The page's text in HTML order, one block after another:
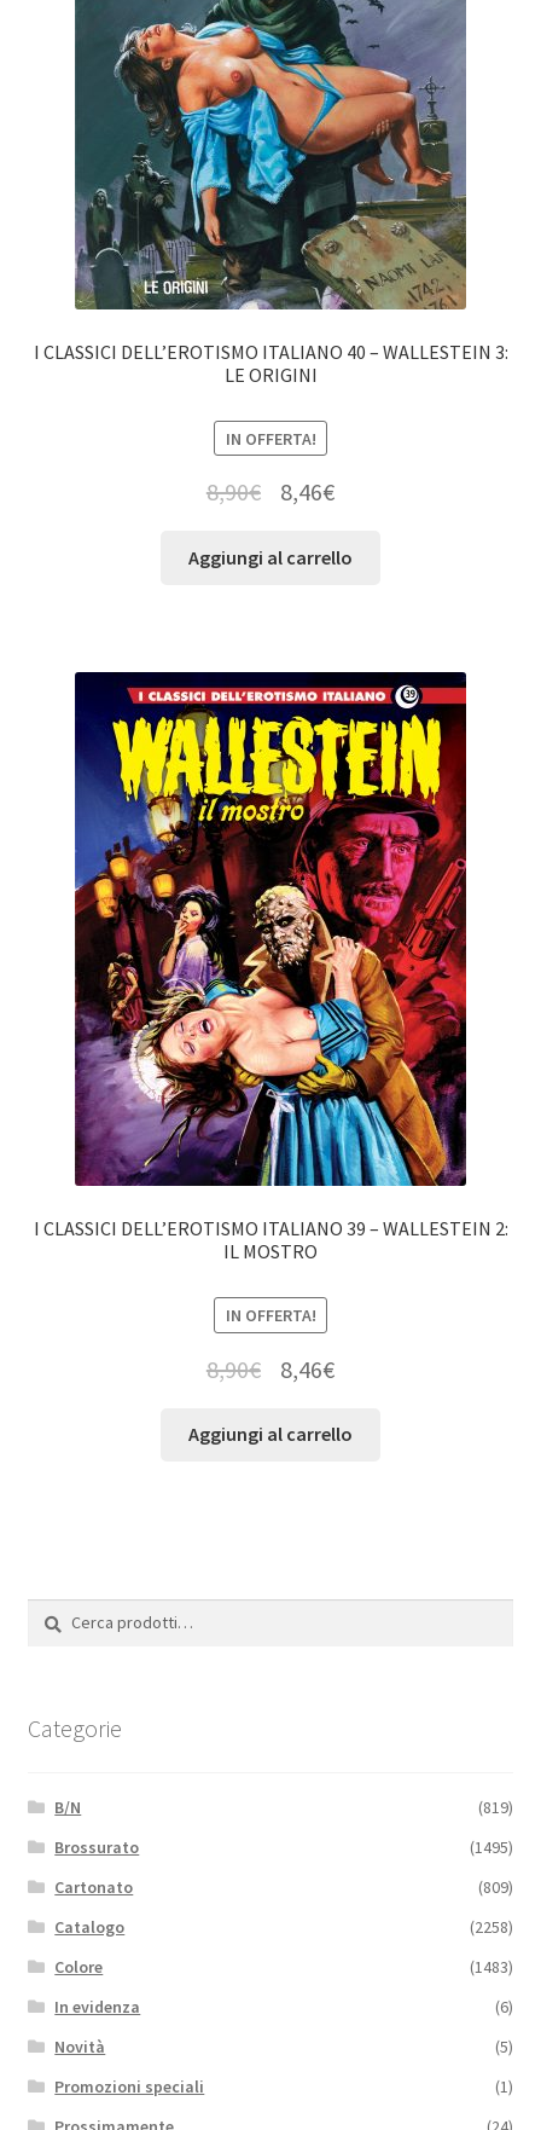
I CLASSICI DELL’EROTISMO ITALIANO 40 – WALLESTEIN 3:
LE ORIGINI
IN OFFERTA!
8,90€ 8,46€
Aggiungi al carrello
I CLASSICI DELL’EROTISMO ITALIANO 39 – WALLESTEIN 2:
IL MOSTRO
IN OFFERTA!
8,90€ 8,46€
Aggiungi al carrello
Cerca:
Cerca
Categorie
B/N
(819)
Brossurato
(1495)
Cartonato
(809)
Catalogo
(2258)
Colore
(1483)
In evidenza
(6)
Novità
(5)
Promozioni speciali
(1)